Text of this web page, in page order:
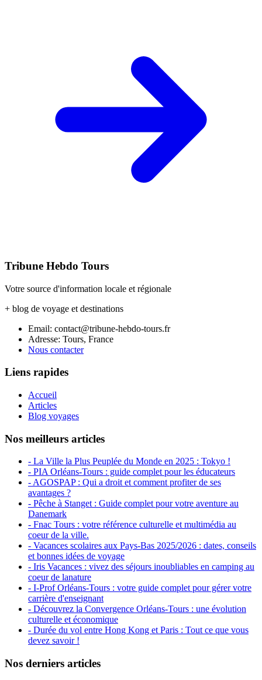
Tribune Hebdo Tours
Votre source d'information locale et régionale
+ blog de voyage et destinations
Email: contact@tribune-hebdo-tours.fr
Adresse: Tours, France
Nous contacter
Liens rapides
Accueil
Articles
Blog voyages
Nos meilleurs articles
- La Ville la Plus Peuplée du Monde en 2025 : Tokyo !
- PIA Orléans-Tours : guide complet pour les éducateurs
- AGOSPAP : Qui a droit et comment profiter de ses
avantages ?
- Pêche à Stanget : Guide complet pour votre aventure au
Danemark
- Fnac Tours : votre référence culturelle et multimédia au
coeur de la ville.
- Vacances scolaires aux Pays-Bas 2025/2026 : dates, conseils
et bonnes idées de voyage
- Iris Vacances : vivez des séjours inoubliables en camping au
coeur de lanature
- I-Prof Orléans-Tours : votre guide complet pour gérer votre
carrière d'enseignant
- Découvrez la Convergence Orléans-Tours : une évolution
culturelle et économique
- Durée du vol entre Hong Kong et Paris : Tout ce que vous
devez savoir !
Nos derniers articles